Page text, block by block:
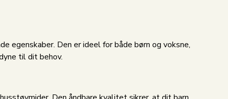
egenskaber. Den er ideel for både børn og voksne,
til dit behov.